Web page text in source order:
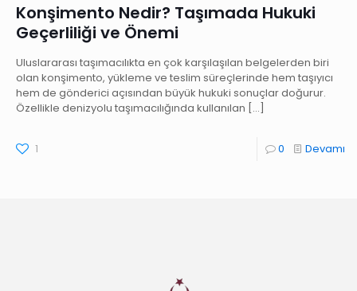
Konşimento Nedir? Taşımada Hukuki
Geçerliliği ve Önemi
Uluslararası taşımacılıkta en çok karşılaşılan belgelerden biri
olan konşimento, yükleme ve teslim süreçlerinde hem taşıyıcı
hem de gönderici açısından büyük hukuki sonuçlar doğurur.
Özellikle denizyolu taşımacılığında kullanılan […]
1 0 Devamı